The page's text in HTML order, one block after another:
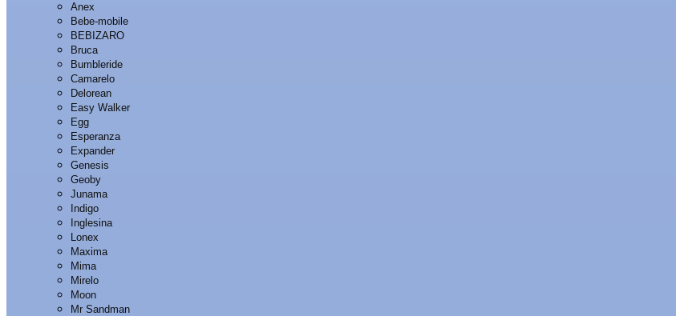
Anex
Bebe-mobile
BEBIZARO
Bruca
Bumbleride
Camarelo
Delorean
Easy Walker
Egg
Esperanza
Expander
Genesis
Geoby
Junama
Indigo
Inglesina
Lonex
Maxima
Mima
Mirelo
Moon
Mr Sandman